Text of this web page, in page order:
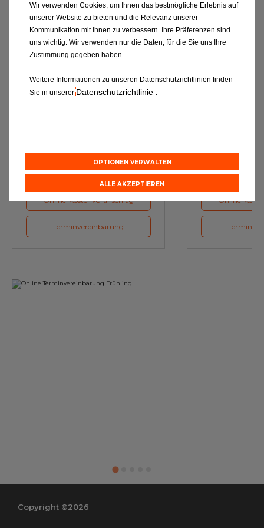
Online-Kostenvoranschlag
Terminvereinbarung
Online-
Copyright ©2026
Wir verwenden Cookies, um Ihnen das bestmögliche Erlebnis auf
unserer Website zu bieten und die Relevanz unserer
Kommunikation mit Ihnen zu verbessern. Ihre Präferenzen sind
uns wichtig. Wir verwenden nur die Daten, für die Sie uns Ihre
Zustimmung gegeben haben.
Weitere Informationen zu unseren Datenschutzrichtlinien finden
Sie in unsererDatenschutzrichtlinie .
OPTIONEN VERWALTEN
ALLE AKZEPTIEREN